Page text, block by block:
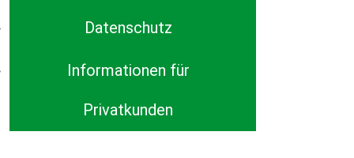
Datenschutz
Informationen für
Privatkunden